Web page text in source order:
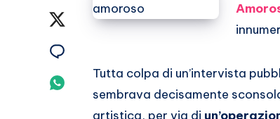
Condividi
Twitter
Condividi
Tutta colpa di un’intervista
sembrava decisamente
artistica, per via di